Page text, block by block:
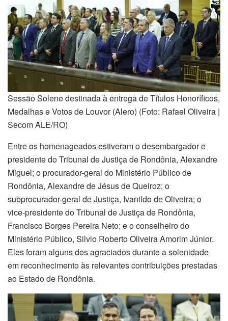
Sessão Solene destinada à entrega de Títulos Honoríficos,
Medalhas e Votos de Louvor (Alero) (Foto: Rafael Oliveira |
Secom ALE/RO)
Entre os homenageados estiveram o desembargador e
presidente do Tribunal de Justiça de Rondônia, Alexandre
Miguel; o procurador-geral do Ministério Público de
Rondônia, Alexandre de Jésus de Queiroz; o
subprocurador-geral de Justiça, Ivanildo de Oliveira; o
vice-presidente do Tribunal de Justiça de Rondônia,
Francisco Borges Pereira Neto; e o conselheiro do
Ministério Público, Silvio Roberto Oliveira Amorim Júnior.
Eles foram alguns dos agraciados durante a solenidade
em reconhecimento às relevantes contribuições prestadas
ao Estado de Rondônia.